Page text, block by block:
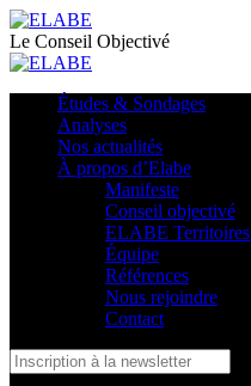
Le Conseil Objectivé
Études & Sondages
Analyses
Nos actualités
À propos d’Elabe
Manifeste
Conseil objectivé
ELABE Territoires
Équipe
Références
Nous rejoindre
Contact